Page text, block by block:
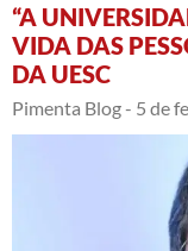
“A
VIDA DAS
DA UESC
Pimenta Blog - 5 de